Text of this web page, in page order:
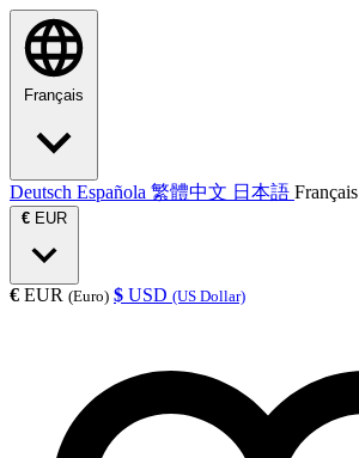
Français
Deutsch Española 繁體中文 日本語 Français
€ EUR
€ EUR (Euro) $ USD (US Dollar)